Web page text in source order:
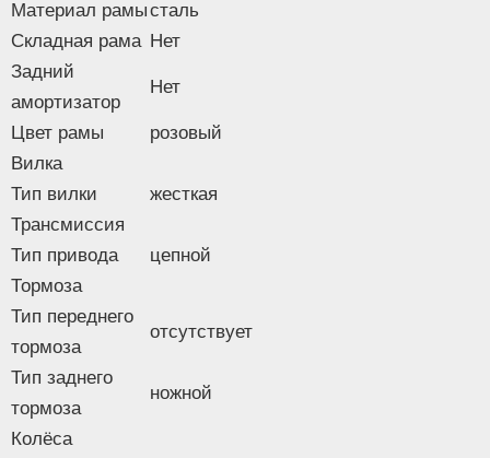
Изображение товара и комплектация могут отличаться.
Смотреть Полное описание:
Материал рамысталь
Складная рама Нет
Задний
амортизатор
Нет
Цвет рамы
розовый
Вилка
Тип вилки
жесткая
Трансмиссия
Тип привода
цепной
Тормоза
Тип переднего
тормоза
отсутствует
Тип заднего
тормоза
ножной
Колёса